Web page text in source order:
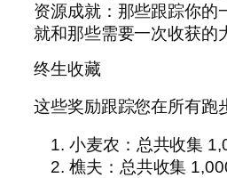
资源成就：那些跟踪你的
就和那些需要一次收获的
终生收藏
这些奖励跟踪您在所有跑
小麦农：总共收集
樵夫：总共收集